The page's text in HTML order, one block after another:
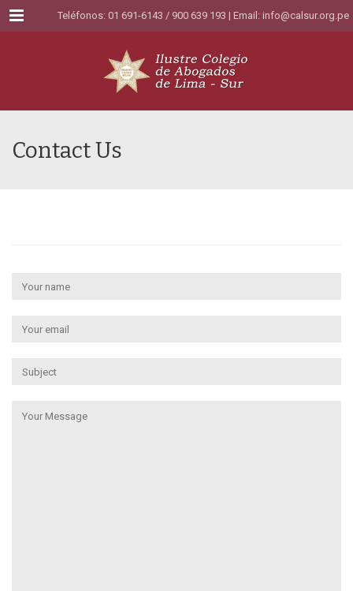
Menu Teléfonos: 01 691-6143 / 900 639 193 | Email: info@calsur.org.pe
Contact Us